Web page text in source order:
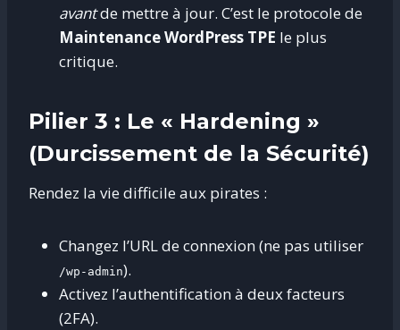
avantde mettre à jour. C’est le protocole de
Maintenance WordPress TPE le plus
critique.
Pilier 3 : Le « Hardening »
(Durcissement de la Sécurité)
Rendez la vie difficile aux pirates :
Changez l’URL de connexion (ne pas utiliser
/wp-admin).
Activez l’authentification à deux facteurs
(2FA).